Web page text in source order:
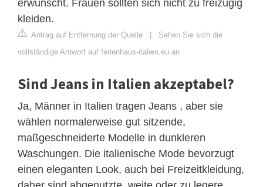
erwünscht. Frauen sollten sich nicht zu freizügig
kleiden.
Antrag auf Entfernung der Quelle | Sehen Sie sich die
vollständige Antwort auf ferienhaus-italien.eu an
Sind Jeans in Italien akzeptabel?
Ja, Männer in Italien tragen Jeans , aber sie
wählen normalerweise gut sitzende,
maßgeschneiderte Modelle in dunkleren
Waschungen. Die italienische Mode bevorzugt
einen eleganten Look, auch bei Freizeitkleidung,